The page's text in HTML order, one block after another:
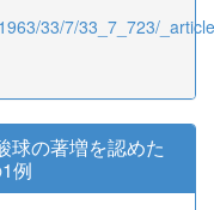
33/7/33_7_723/
球の著増を認めた
例